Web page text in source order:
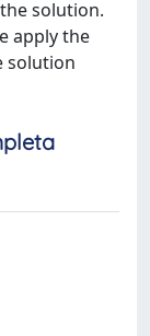
solution.
apply the
solution